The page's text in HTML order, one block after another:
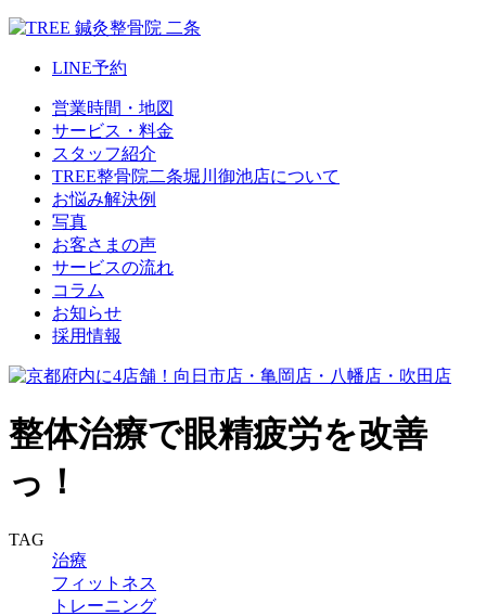
LINE予約
営業時間・地図
サービス・料金
スタッフ紹介
TREE整骨院二条堀川御池店について
お悩み解決例
写真
お客さまの声
サービスの流れ
コラム
お知らせ
採用情報
整体治療で眼精疲労を改善
っ！
TAG
治療
フィットネス
トレーニング